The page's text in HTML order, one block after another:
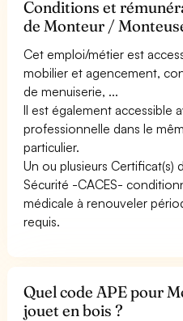
Conditions et
de Monteur /
Cet emploi/métier est
mobilier et agencement,
de menuiserie, ...
Il est également accessible
professionnelle dans le
particulier.
Un ou plusieurs Certificat(s)
Sécurité -CACES-
médicale à renouveler
requis.
Quel code APE pour
jouet en bois ?